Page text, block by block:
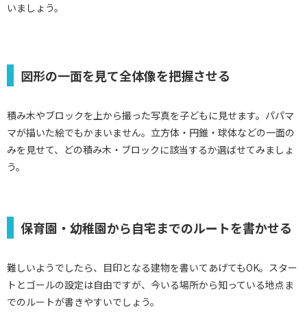
いましょう。
図形の一面を見て全体像を把握させる
積み木やブロックを上から撮った写真を子どもに見せます。パパマ
マが描いた絵でもかまいません。立方体・円錐・球体などの一面の
みを見せて、どの積み木・ブロックに該当するか選ばせてみましょ
う。
保育園・幼稚園から自宅までのルートを書かせる
難しいようでしたら、目印となる建物を書いてあげてもOK。スター
トとゴールの設定は自由ですが、今いる場所から知っている地点ま
でのルートが書きやすいでしょう。